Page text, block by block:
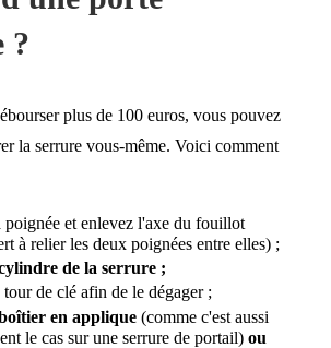
?
plus de 100 euros, vous pouvez
la serrure vous-même. Voici comment
poignée et enlevez l'axe du fouillot
à relier les deux poignées entre elles) ;
de la serrure ;
de clé afin de le dégager ;
en applique(comme c'est aussi
le cas sur une serrure de portail) ou